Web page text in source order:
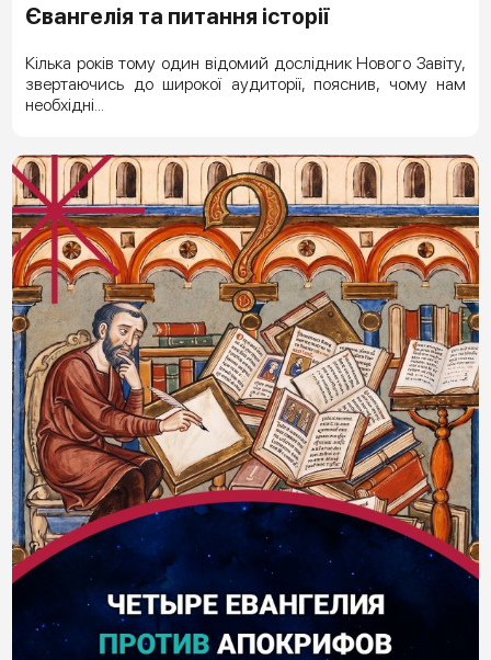
Євангелія та питання історії
Кілька років тому один відомий дослідник Нового Завіту,
звертаючись до широкої аудиторії, пояснив, чому нам
необхідні...